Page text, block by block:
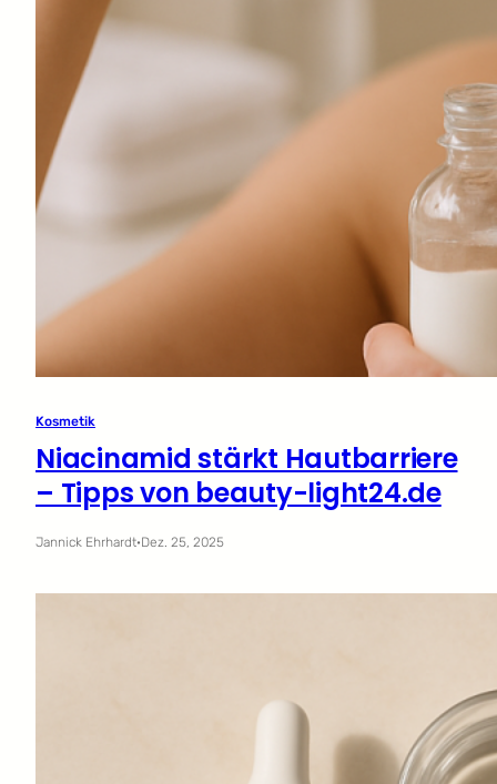
Kosmetik
Niacinamid stärkt Hautbarriere
– Tipps von beauty-light24.de
Jannick Ehrhardt·Dez. 25, 2025